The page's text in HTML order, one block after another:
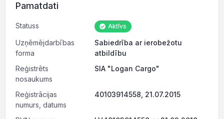
Pamatdati
Statuss Aktīvs
Uzņēmējdarbības
forma
Sabiedrība ar ierobežotu
atbildību
Reģistrēts
nosaukums
SIA "Logan Cargo"
Reģistrācijas
numurs, datums
40103914558, 21.07.2015